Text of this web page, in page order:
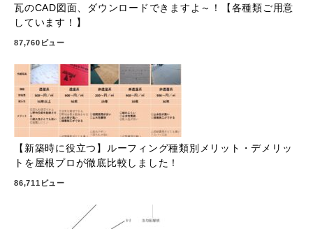
瓦のCAD図面、ダウンロードできますよ～！【各種類ご用意
しています！】
87,760ビュー
【新築時に役立つ】ルーフィング種類別メリット・デメリッ
トを屋根プロが徹底比較しました！
86,711ビュー